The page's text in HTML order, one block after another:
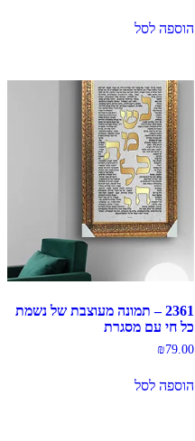
הוספה לסל
2361 – תמונה מעוצבת של נשמת
כל חי עם מסגרת
₪79.00
הוספה לסל